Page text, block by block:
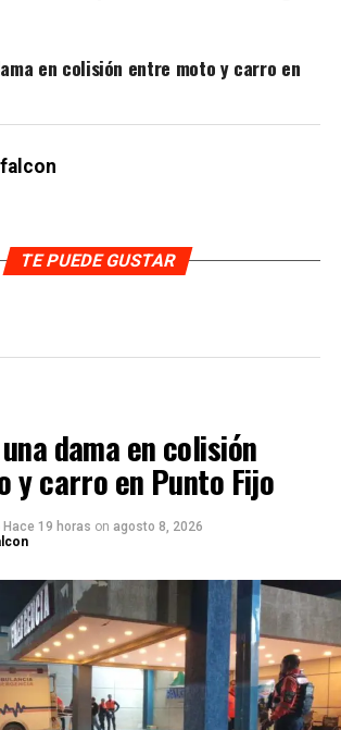
en colisión entre moto y carro en
TE PUEDE GUSTAR
dama en colisión
y carro en Punto Fijo
Hace 19 horas on agosto 8, 2026